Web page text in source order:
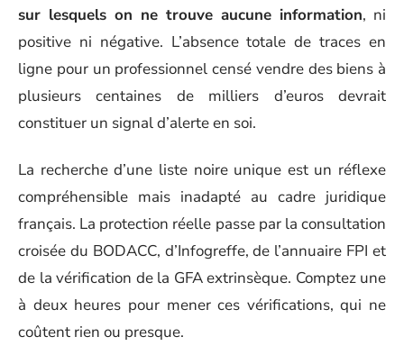
sur lesquels on ne trouve aucune information, ni
positive ni négative. L’absence totale de traces en
ligne pour un professionnel censé vendre des biens à
plusieurs centaines de milliers d’euros devrait
constituer un signal d’alerte en soi.
La recherche d’une liste noire unique est un réflexe
compréhensible mais inadapté au cadre juridique
français. La protection réelle passe par la consultation
croisée du BODACC, d’Infogreffe, de l’annuaire FPI et
de la vérification de la GFA extrinsèque. Comptez une
à deux heures pour mener ces vérifications, qui ne
coûtent rien ou presque.